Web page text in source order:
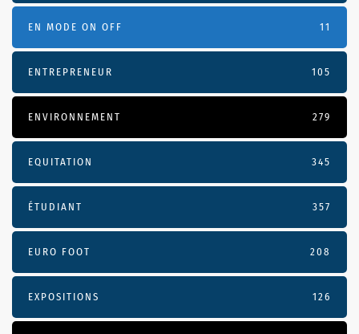
EN MODE ON OFF 11
ENTREPRENEUR 105
ENVIRONNEMENT 279
EQUITATION 345
ÉTUDIANT 357
EURO FOOT 208
EXPOSITIONS 126